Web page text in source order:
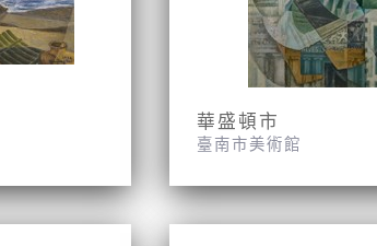
華盛頓市
臺南市美術館